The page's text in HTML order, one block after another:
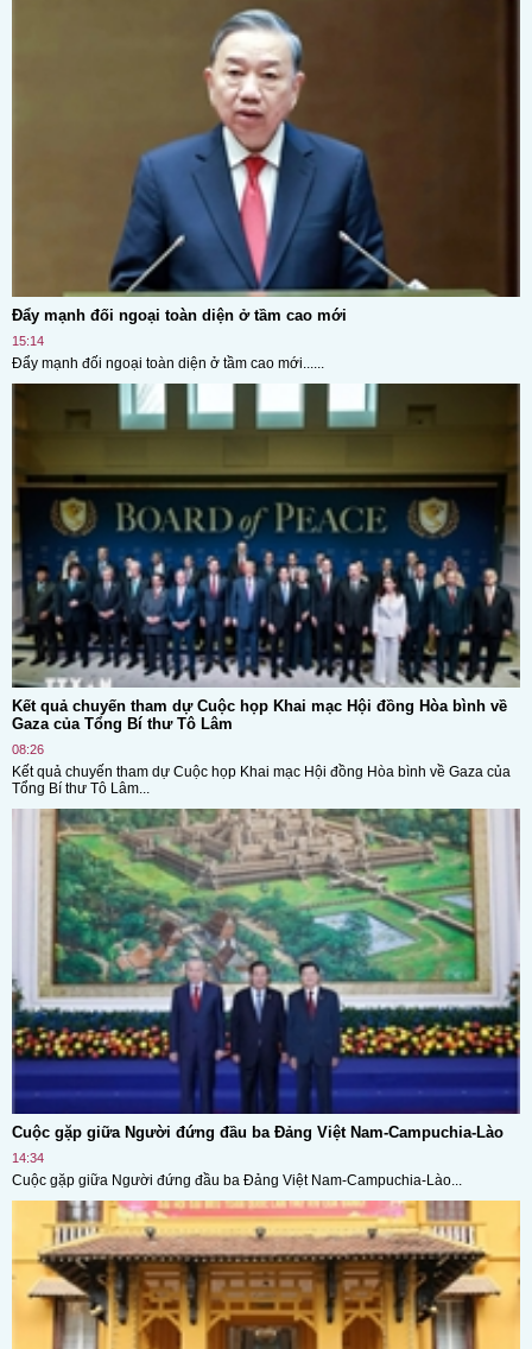
Đẩy mạnh đối ngoại toàn diện ở tầm cao mới
15:14
Đẩy mạnh đối ngoại toàn diện ở tầm cao mới......
Kết quả chuyến tham dự Cuộc họp Khai mạc Hội đồng Hòa bình về
Gaza của Tổng Bí thư Tô Lâm
08:26
Kết quả chuyến tham dự Cuộc họp Khai mạc Hội đồng Hòa bình về Gaza của
Tổng Bí thư Tô Lâm...
Cuộc gặp giữa Người đứng đầu ba Đảng Việt Nam-Campuchia-Lào
14:34
Cuộc gặp giữa Người đứng đầu ba Đảng Việt Nam-Campuchia-Lào...